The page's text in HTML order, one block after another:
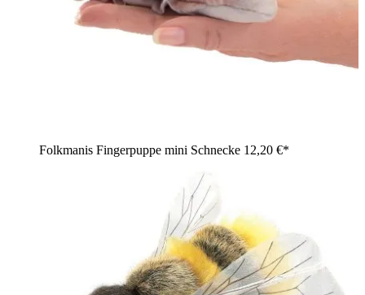
Folkmanis Fingerpuppe mini Schnecke 12,20 €*